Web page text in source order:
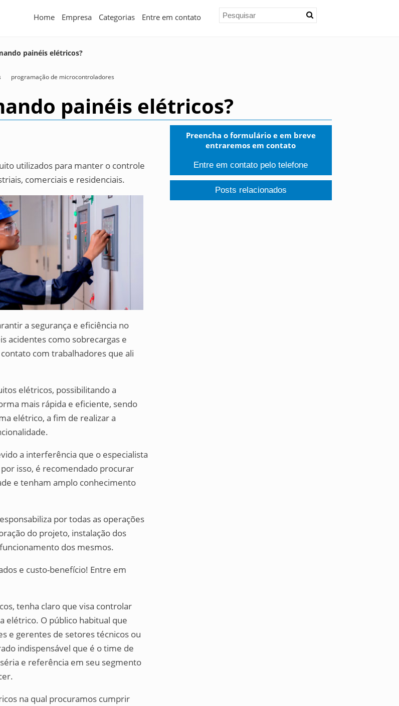
Home Empresa Categorias Entre em contato
painéis elétricos?
programação de microcontroladores
painéis elétricos?
utilizados para manter o controle
comerciais e residenciais.
a segurança e eficiência no
acidentes como sobrecargas e
com trabalhadores que ali
elétricos, possibilitando a
mais rápida e eficiente, sendo
elétrico, a fim de realizar a
a interferência que o especialista
isso, é recomendado procurar
e tenham amplo conhecimento
por todas as operações
do projeto, instalação dos
dos mesmos.
e custo-benefício! Entre em
tenha claro que visa controlar
elétrico. O público habitual que
e gerentes de setores técnicos ou
indispensável que é o time de
e referência em seu segmento
na qual procuramos cumprir
Preencha o formulário e em breve
entraremos em contato
Entre em contato pelo telefone
Posts relacionados